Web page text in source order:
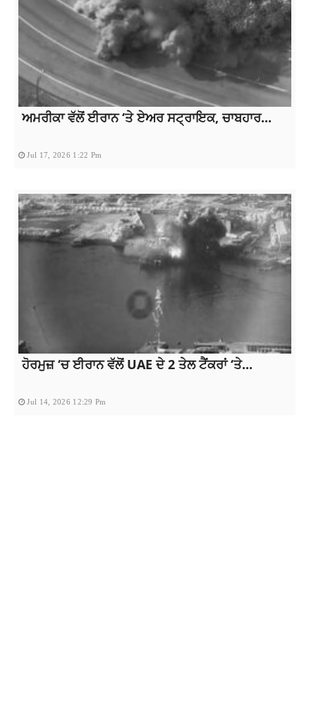
ਅਮਰੀਕਾ ਵੱਲੋਂ ਈਰਾਨ ‘ਤੇ ਏਅਰ ਸਟ੍ਰਾਇਕ, ਚਾਬਹਾਰ...
Jul 17, 2026 1:22 Pm
ਹੋਰਮੁਜ਼ ‘ਚ ਈਰਾਨ ਵੱਲੋਂ UAE ਦੇ 2 ਤੇਲ ਟੈਂਕਰਾਂ ‘ਤੇ...
Jul 14, 2026 12:29 Pm